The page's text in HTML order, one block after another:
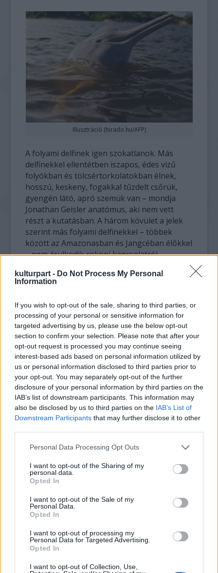
kulturpart - Do Not Process My Personal
Information
If you wish to opt-out of the sale, sharing to third parties, or
processing of your personal or sensitive information for
targeted advertising by us, please use the below opt-out
section to confirm your selection. Please note that after your
opt-out request is processed you may continue seeing
interest-based ads based on personal information utilized by
us or personal information disclosed to third parties prior to
your opt-out. You may separately opt-out of the further
disclosure of your personal information by third parties on the
IAB’s list of downstream participants. This information may
also be disclosed by us to third parties on the IAB’s List of
Downstream Participants that may further disclose it to other
Please note that this website/app uses one or more Google
not limited to your visit or usage behaviour. You may click to
grant or deny consent to Google and its third-party tags to
use your data for below specified purposes in below Google
consent section.
Personal Data Processing Opt Outs
I want to opt-out of the Sharing of my
personal data.
Opted In
I want to opt-out of the Sale of my
Personal Data.
Opted In
I want to opt-out of processing my
Personal Data for Targeted Advertising.
Opted In
I want to opt-out of Collection, Use,
Illusztráció (hirado.hu/AFP)
A folyami delfinek igen szokatlanok. Más
delfinekkel ellentétben iszapos, édes vizű
folyókban és tölcsértorkolatokban élnek,
hosszú, keskeny, fogakkal tűzdelt csőrük,
gyengén látó, apró szemük van – mondja
Jonathan Geisler anatómus, aki nem vett
részt a kutatásban. A három kövület a jelek
szerint más folyami delfinekkel – többek
között az Amazonasban és Jangcéban élőkkel
– nem árulkodik rokoni kapcsolatról.
A kutatók hosszú ideje igyekeznek feltárni,
a kérdésre, már ami a dél-ázsiai folyami
delfineket illeti. Geisler szerint alaposabban
vizsgálhatják velük ezt az alig ismert, kihalt
családot, amelynek megismerése
hozzásegíthet a furcsa, élő leszármazottak
elhelyezéséhez az evolúciós családfán.
Más squalodelphinidae leleteket is kiástak
már Argentínában, Franciaországban,
Olaszországban, illetve az Egyesült Államok
keleti partvidékén, de összességében eme
közepes méretű delfinek maradványai ritkák.
A fogas cetek, disznódelfinek és delfinek
mintegy 20-24 millió éve - váltak szét,
ennélfogva minden eme időszakból származó
Geisler.
kapta, a nemet az Andok déli-középső és
Peru part menti részén valamikor élt (Kr. u.
elnevezése (delphis) után nevezték el, míg a